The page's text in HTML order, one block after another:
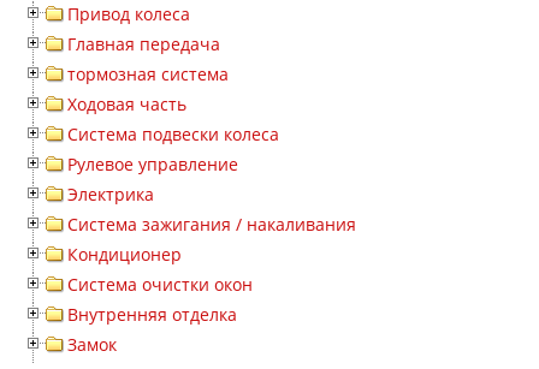
Привод колеса
Главная передача
тормозная система
Ходовая часть
Система подвески колеса
Рулевое управление
Электрика
Система зажигания / накаливания
Кондиционер
Система очистки окон
Внутренняя отделка
Замок